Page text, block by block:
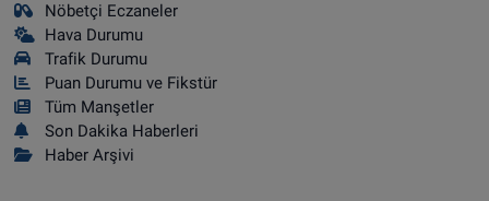
Nöbetçi Eczaneler
Hava Durumu
Trafik Durumu
Puan Durumu ve Fikstür
Tüm Manşetler
Son Dakika Haberleri
Haber Arşivi